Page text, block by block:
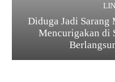
Diduga Jadi
Mencurigakan di